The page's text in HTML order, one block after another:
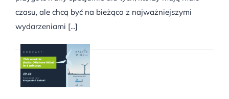
czasu, ale chcą być na bieżąco z najważniejszymi
wydarzeniami [...]